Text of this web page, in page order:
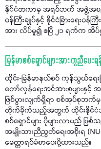
နိုင်ငံတကာမှ အရပ်ဘက် အဖွဲ့အစည်
ဝန်ကြီးချုပ်နှင့် နိုင်ငံခြားရေးဝ
အား လိပ်မူ၍ ဧပြီ ၂၁ ရက်က အိ
မြန်မာစစ်ရှောင်များအား ကူညီပေး
ထိုင်း-မြန်မာနယ်စပ် ကုန်သွယ်ရေ
တော်လှန်ရေးအင်အားစုများနှင့်
ဖြစ်ပွားလျက်ရှိရာ စစ်အုပ်စုဘက်
တိုက်ခိုက်သည့်အတွက် ထိုင်းနိုင်ငံဘ
စစ်ရှောင်များ ပိုများလာမည်
အမျိုးသားညီညွတ်ရေးအစိုးရ
မေတ္တာရပ်ခံစာပေးပို့ထားသည်။